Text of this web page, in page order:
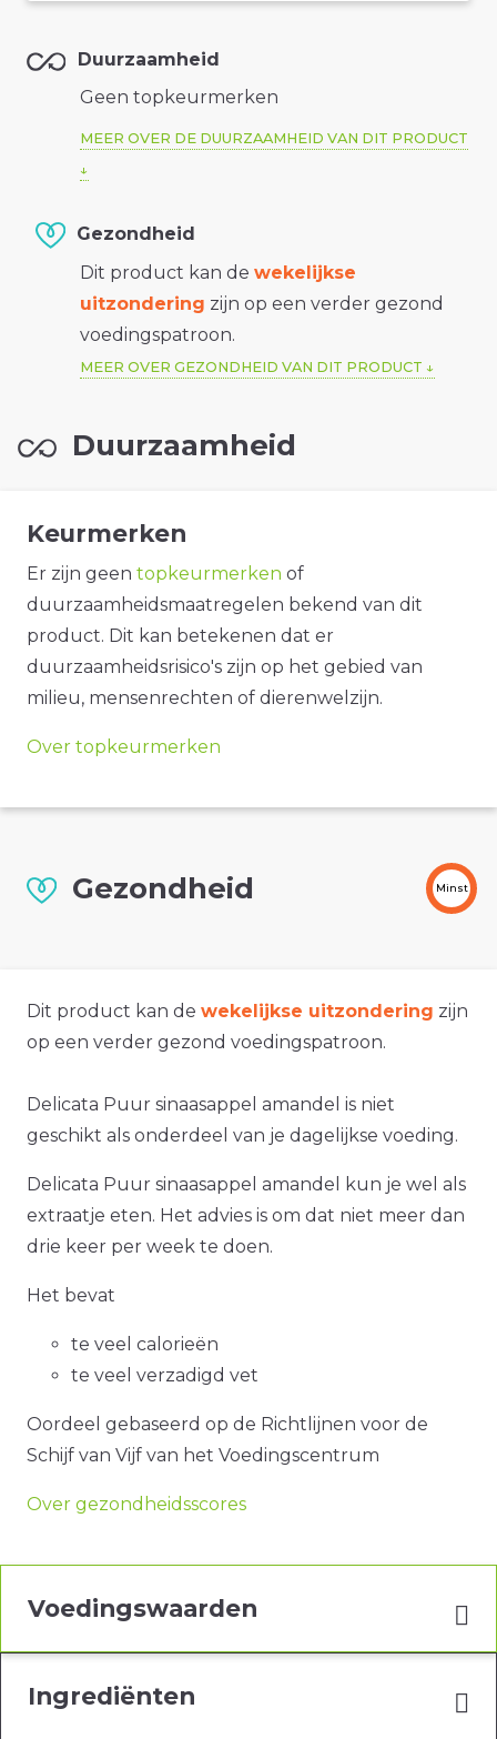
Duurzaamheid
Geen topkeurmerken
MEER OVER DE DUURZAAMHEID VAN DIT PRODUCT
Gezondheid
Dit product kan de wekelijkse
uitzondering zijn op een verder gezond
voedingspatroon.
MEER OVER GEZONDHEID VAN DIT PRODUCT
Duurzaamheid
Keurmerken
Er zijn geen topkeurmerken of
duurzaamheidsmaatregelen bekend van dit
product. Dit kan betekenen dat er
duurzaamheidsrisico's zijn op het gebied van
milieu, mensenrechten of dierenwelzijn.
Over topkeurmerken
Gezondheid Minst
Dit product kan de wekelijkse uitzondering zijn
op een verder gezond voedingspatroon.
Delicata Puur sinaasappel amandel is niet
geschikt als onderdeel van je dagelijkse voeding.
Delicata Puur sinaasappel amandel kun je wel als
extraatje eten. Het advies is om dat niet meer dan
drie keer per week te doen.
Het bevat
te veel calorieën
te veel verzadigd vet
Oordeel gebaseerd op de Richtlijnen voor de
Schijf van Vijf van het Voedingscentrum
Over gezondheidsscores
Voedingswaarden
Ingrediënten